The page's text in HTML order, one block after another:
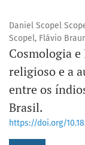
Daniel Scopel
Scopel, Flávio
Cosmologia
religioso e a
entre os
Brasil.
https://doi.org/